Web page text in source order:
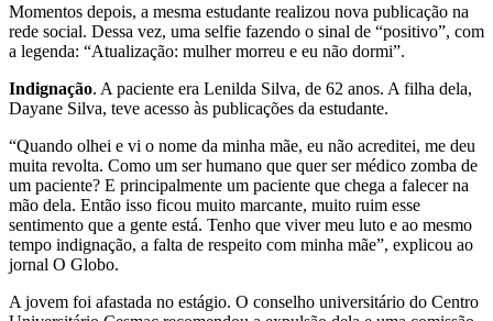
Momentos depois, a mesma estudante realizou nova publicação na
rede social. Dessa vez, uma selfie fazendo o sinal de “positivo”, com
a legenda: “Atualização: mulher morreu e eu não dormi”.
Indignação. A paciente era Lenilda Silva, de 62 anos. A filha dela,
Dayane Silva, teve acesso às publicações da estudante.
“Quando olhei e vi o nome da minha mãe, eu não acreditei, me deu
muita revolta. Como um ser humano que quer ser médico zomba de
um paciente? E principalmente um paciente que chega a falecer na
mão dela. Então isso ficou muito marcante, muito ruim esse
sentimento que a gente está. Tenho que viver meu luto e ao mesmo
tempo indignação, a falta de respeito com minha mãe”, explicou ao
jornal O Globo.
A jovem foi afastada no estágio. O conselho universitário do Centro